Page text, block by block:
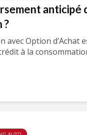
anticipé
?
avec Option d’Achat
à la